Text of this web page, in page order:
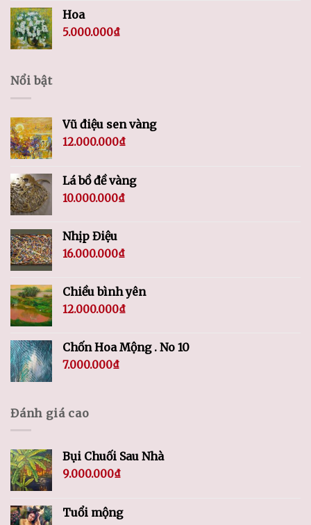
Hoa
5.000.000₫
Nổi bật
Vũ điệu sen vàng
12.000.000₫
Lá bồ đề vàng
10.000.000₫
Nhịp Điệu
16.000.000₫
Chiều bình yên
12.000.000₫
Chốn Hoa Mộng . No 10
7.000.000₫
Đánh giá cao
Bụi Chuối Sau Nhà
9.000.000₫
Tuổi mộng